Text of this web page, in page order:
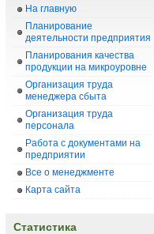
На главную
Планирование
деятельности предприятия
Планирования качества
продукции на микроуровне
Организация труда
менеджера сбыта
Организация труда
персонала
Работа с документами на
предприятии
Все о менеджменте
Карта сайта
Статистика